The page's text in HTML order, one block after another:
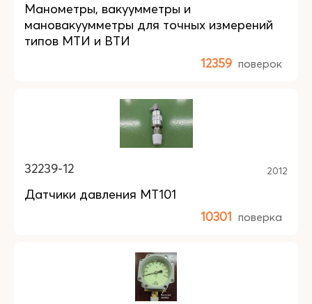
Манометры, вакуумметры и
мановакуумметры для точных измерений
типов МТИ и ВТИ
12359 поверок
32239-12 2012
Датчики давления МТ101
10301 поверка